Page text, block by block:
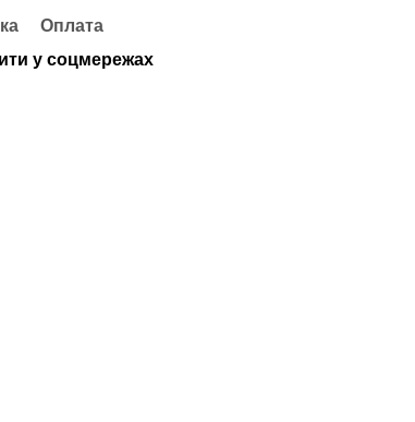
Оплата
у соцмережах